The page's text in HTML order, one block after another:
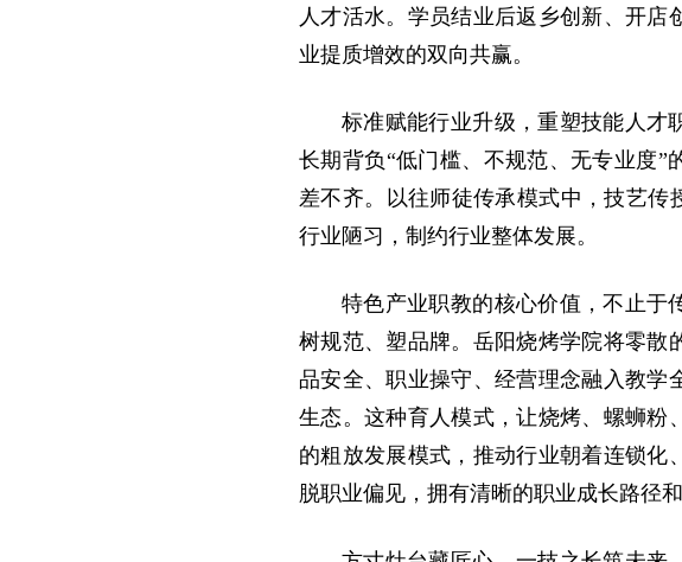
人才活水。学员结业后返乡创新、开
业提质增效的双向共赢。
标准赋能行业升级，重塑技能人才
长期背负“低门槛、不规范、无专业度
差不齐。以往师徒传承模式中，技艺传
行业陋习，制约行业整体发展。
特色产业职教的核心价值，不止于
树规范、塑品牌。岳阳烧烤学院将零散
品安全、职业操守、经营理念融入教学
生态。这种育人模式，让烧烤、螺蛳粉
的粗放发展模式，推动行业朝着连锁化
脱职业偏见，拥有清晰的职业成长路径